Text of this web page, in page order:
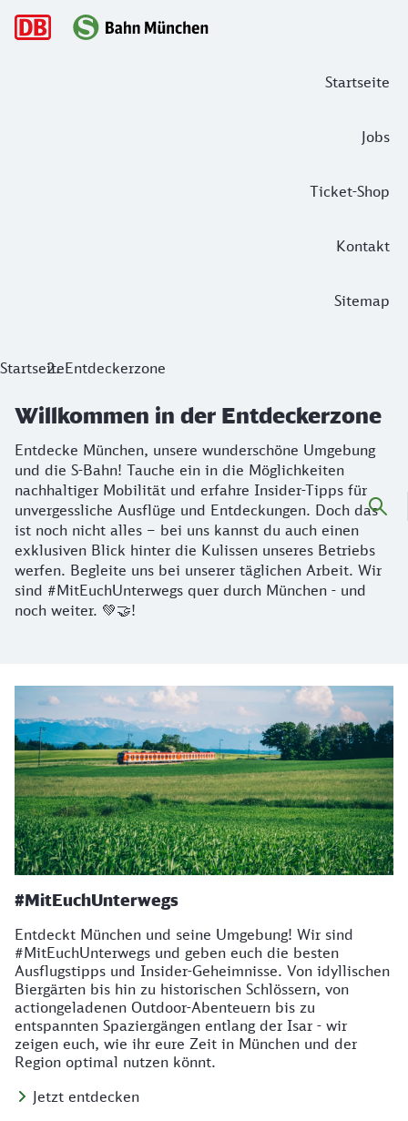
Startseite
Jobs
Ticket-Shop
Kontakt
Sitemap
Hauptnavigation
Willkommen in der Entdeckerzone
StartseiteEntdeckerzone
Willkommen in der Entdeckerzone
Entdecke München, unsere wunderschöne Umgebung
und die S-Bahn! Tauche ein in die Möglichkeiten
nachhaltiger Mobilität und erfahre Insider-Tipps für
unvergessliche Ausflüge und Entdeckungen. Doch das
ist noch nicht alles – bei uns kannst du auch einen
exklusiven Blick hinter die Kulissen unseres Betriebs
werfen. Begleite uns bei unserer täglichen Arbeit. Wir
sind #MitEuchUnterwegs quer durch München - und
noch weiter. 💚🤝!
#MitEuchUnterwegs
Entdeckt München und seine Umgebung! Wir sind
#MitEuchUnterwegs und geben euch die besten
Ausflugstipps und Insider-Geheimnisse. Von idyllischen
Biergärten bis hin zu historischen Schlössern, von
actiongeladenen Outdoor-Abenteuern bis zu
entspannten Spaziergängen entlang der Isar - wir
zeigen euch, wie ihr eure Zeit in München und der
Region optimal nutzen könnt.
Jetzt entdecken